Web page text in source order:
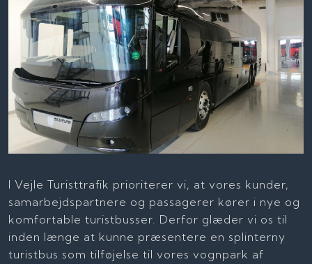
I Vejle Turisttrafik prioriterer vi, at vores kunder,
samarbejdspartnere og passagerer kører i nye og
komfortable turistbusser. Derfor glæder vi os til
inden længe at kunne præsentere en splinterny
turistbus som tilføjelse til vores vognpark af